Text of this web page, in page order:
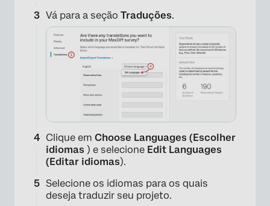
Vá para a seção Traduções.
Clique em Choose Languages (Escolher
idiomas ) e selecione Edit Languages
(Editar idiomas).
Selecione os idiomas para os quais
deseja traduzir seu projeto.